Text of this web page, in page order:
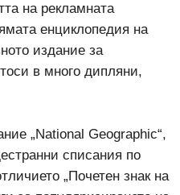
на рекламната
енциклопедия на
издание за
в много дипляни,
„National Geographic“,
списания по
„Почетен знак на